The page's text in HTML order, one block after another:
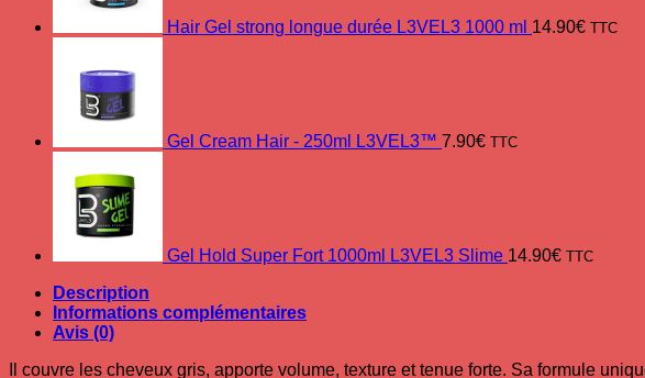
Hair Gel strong longue durée L3VEL3 1000 ml 14.90€ TTC
Gel Cream Hair - 250ml L3VEL3™ 7.90€ TTC
Gel Hold Super Fort 1000ml L3VEL3 Slime 14.90€ TTC
Description
Informations complémentaires
Avis (0)
Il couvre les cheveux gris, apporte volume, texture et tenue forte. Sa formule